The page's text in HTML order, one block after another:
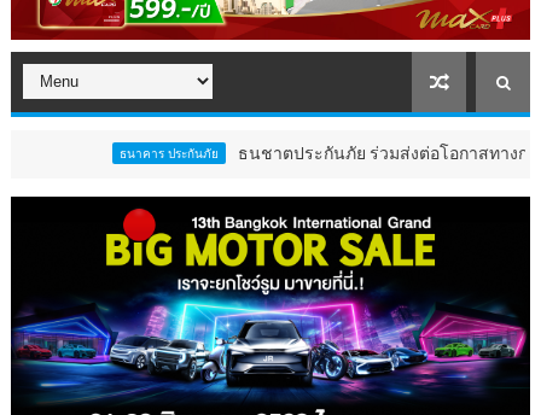
ธนชาตประกันภัย ร่วมส่งต่อโอกาสทางการศึกษาสนับส